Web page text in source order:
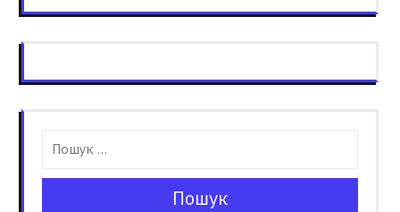
Пошук